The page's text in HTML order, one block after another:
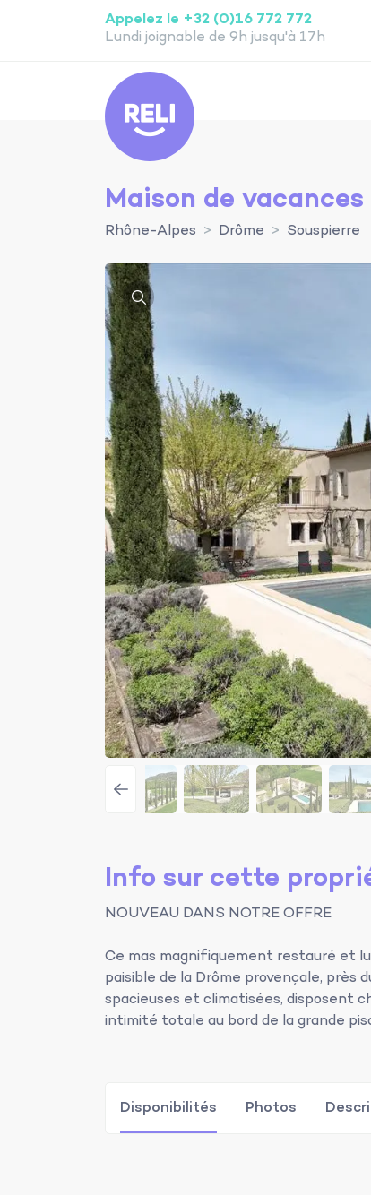
Reli
Appelez le +32 (0)16 772 772
Lundi joignable de 9h jusqu'à 17h
Rhône-Alpes Drôme Souspierre
Maison de
Info sur cette
NOUVEAU DANS NOTRE OFFRE
Ce mas magnifiquement restauré et
paisible de la Drôme provençale, près
spacieuses et climatisées, disposent
intimité totale au bord de la grande
Disponibilités Photos